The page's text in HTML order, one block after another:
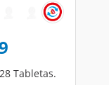
Tabletas.